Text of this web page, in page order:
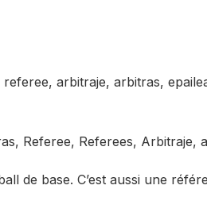
de base. C’est aussi une